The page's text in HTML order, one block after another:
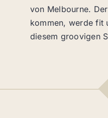
von Melbourne.
kommen, werde fit
diesem groovigen